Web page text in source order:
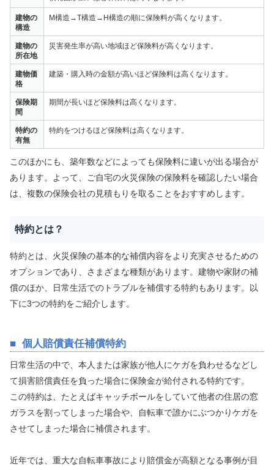
建物の
構造
M構造→T構造→H構造の順に保険料が高くなります。
建物の
所在地
災害発生率が高い地域ほど保険料が高くなります。
建物価
格
建築・購入時の金額が高いほど保険料は高くなります。
保険期
間
期間が長いほど保険料は高くなります。
特約の
有無
特約をつけるほど保険料は高くなります。
このほかにも、築年数などによっても保険料に違いが出る場合が
あります。よって、ご自宅の火災保険の保険料を確認したい場合
は、複数の保険会社の見積もりを取ることをおすすめします。
特約とは？
特約とは、火災保険の基本的な補償内容をより充実させるための
オプションであり、さまざまな種類があります。建物や家財の補
償のほか、日常生活でのトラブルを補償する特約もあります。以
下に3つの特約をご紹介します。
個人賠償責任補償特約
日常生活の中で、本人または家族が他人にケガを負わせるなどし
て損害賠償責任を負った場合に保険金が給付される特約です。
この特約は、たとえばキャッチボールをしていて他者の住居の窓
ガラスを割ってしまった場合や、自転車で誰かにぶつかりケガを
させてしまった場合に補償されます。
近年では、重大な自転車事故により賠償金が高額となる事例が目